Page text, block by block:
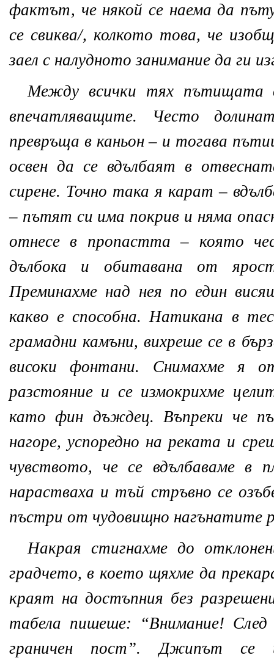
фактът, че някой се наема да
се свиква/, колкото това, че
заел с налудното занимание да ги
Между всички тях пътищата
впечатляващите. Често
превръща в каньон – и тогава
освен да се вдълбаят в
сирене. Точно така я карат –
– пътят си има покрив и няма
отнесе в пропастта – която
дълбока и обитавана от
Преминахме над нея по един
какво е способна. Натикана в
грамадни камъни, вихреше се в
високи фонтани. Снимахме я
разстояние и се измокрихме
като фин дъждец. Въпреки че
нагоре, успоредно на реката и
чувството, че се вдълбаваме в
нарастваха и тъй стръвно се
пъстри от чудовищно нагънатите
Накрая стигнахме до
градчето, в което щяхме да
краят на достъпния без
табела пишеше: “Внимание!
граничен пост”. Джипът се